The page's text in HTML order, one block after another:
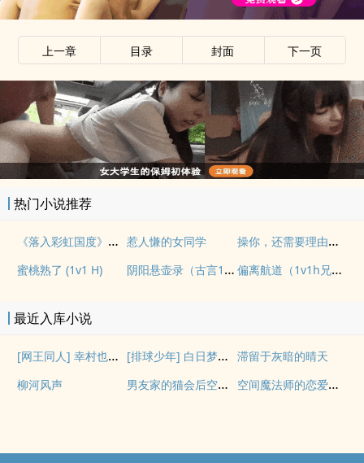
上一章 目录 封面 下一页
热门小说推荐
《落入彩虹国度》穿越+西幻+言情 惹人慊的女同学 操你，还需要理由吗？(校园H)
蜜桃熟了 (1v1 H) 阴阳悬壶录（古言1v1H） 偏离航道（1v1h兄妹骨科bg）
最近入库小说
[网王同人] 幸村也会搞暗恋吗 [排球少年] 白日梦想家
滞留于灰暗的晴天
柳河风声
男友家的猫会后空翻吗？ 空间魔法师的恋爱事故